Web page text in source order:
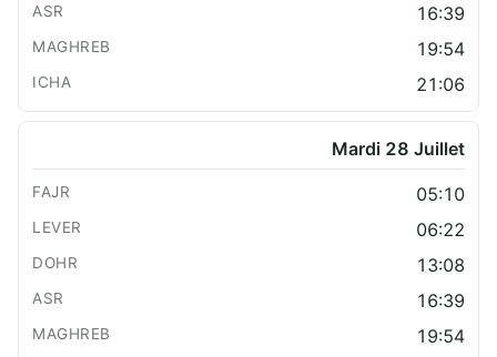
16:39
19:54
21:06
Mardi 28 Juillet
05:10
06:22
13:08
16:39
19:54